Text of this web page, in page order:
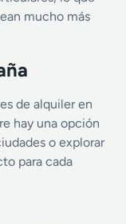
mucho más
de alquiler en
hay una opción
o explorar
para cada